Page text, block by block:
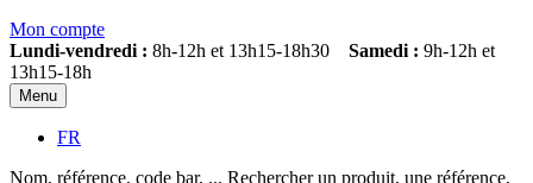
Mon compte
Lundi-vendredi : 8h-12h et 13h15-18h30 Samedi : 9h-12h et
13h15-18h
Menu
FR
Nom, référence, code bar, ... Rechercher un produit, une référence,